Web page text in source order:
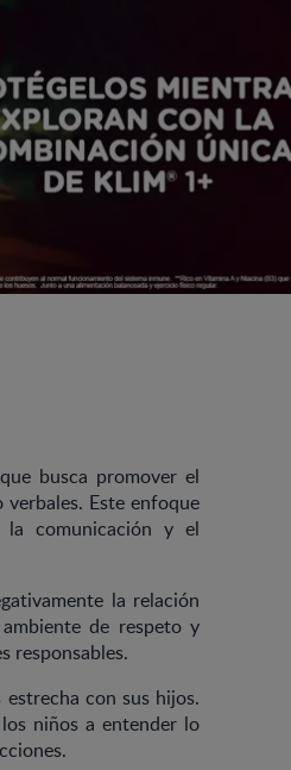
busca promover el
Este enfoque
la comunicación y el
la relación
de respeto y
responsables.
con sus hijos.
niños a entender lo